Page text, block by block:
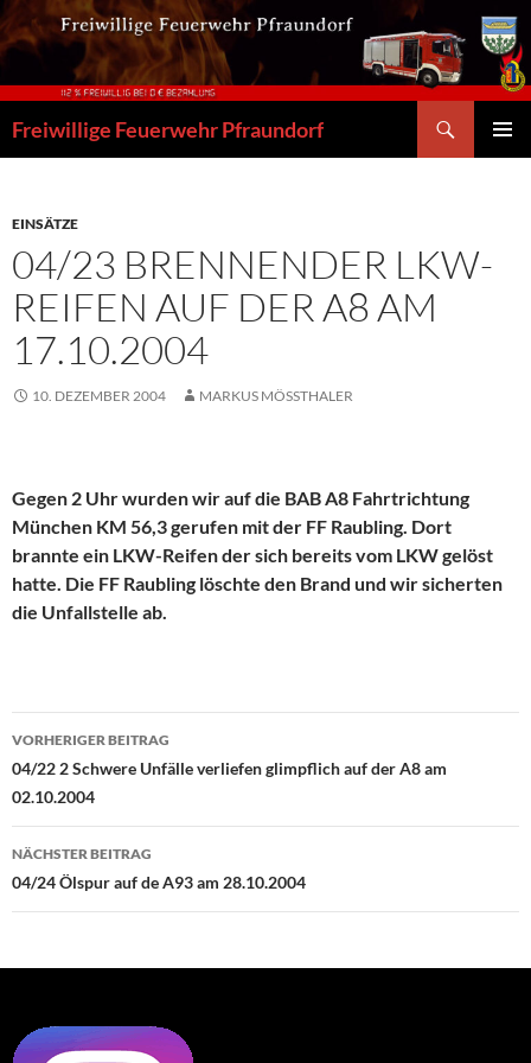
Zum
Inhalt
springen
Freiwillige Feuerwehr Pfraundorf
EINSÄTZE
04/23 BRENNENDER LKW-
REIFEN AUF DER A8 AM
17.10.2004
10. DEZEMBER 2004 MARKUS MÖSSTHALER
Gegen 2 Uhr wurden wir auf die BAB A8 Fahrtrichtung
München KM 56,3 gerufen mit der FF Raubling. Dort
brannte ein LKW-Reifen der sich bereits vom LKW gelöst
hatte. Die FF Raubling löschte den Brand und wir sicherten
die Unfallstelle ab.
Beitragsnavigation
VORHERIGER BEITRAG
04/22 2 Schwere Unfälle verliefen glimpflich auf der A8 am
02.10.2004
NÄCHSTER BEITRAG
04/24 Ölspur auf de A93 am 28.10.2004